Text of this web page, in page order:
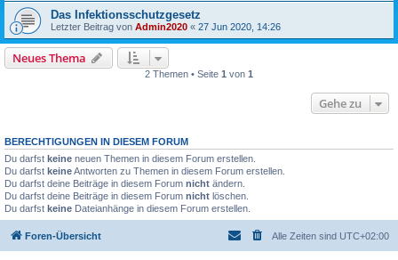
Das Infektionsschutzgesetz
Letzter Beitrag von Admin2020 « 27 Jun 2020, 14:26
Neues Thema
2 Themen • Seite 1 von 1
Gehe zu
BERECHTIGUNGEN IN DIESEM FORUM
Du darfst keine neuen Themen in diesem Forum erstellen.
Du darfst keineAntworten zu Themen in diesem Forum erstellen.
Du darfst deine Beiträge in diesem Forum nicht ändern.
Du darfst deine Beiträge in diesem Forum nicht löschen.
Du darfst keine Dateianhänge in diesem Forum erstellen.
Foren-Übersicht Alle Zeiten sind UTC+02:00